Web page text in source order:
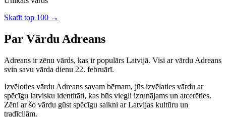
Skatīt top 100 →
Par Vārdu Adreans
Adreans irzēnu vārds, kas ir populārs Latvijā. Visi ar vārdu Adreans
svin savu vārda dienu 22. februārī.
Izvēloties vārdu Adreans savam bērnam, jūs izvēlaties vārdu ar
spēcīgu latvisku identitāti, kas būs viegli izrunājams un atcerēties.
Zēni ar šo vārdu gūst spēcīgu saikni ar Latvijas kultūru un
tradīcijām.